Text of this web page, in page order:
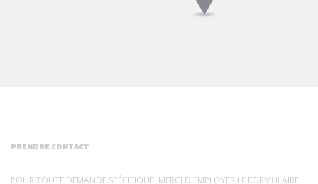
PRENDRE CONTACT
POUR TOUTE DEMANDE SPÉCIFIQUE, MERCI D'EMPLOYER LE FORMULAIRE